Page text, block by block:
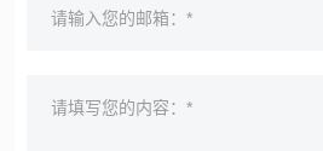
请输入您的邮箱：*
请填写您的内容：*